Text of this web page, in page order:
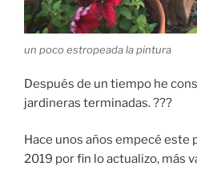
un poco estropeada la pintura
Después de un tiempo he
jardineras terminadas. ???
Hace unos años empecé este
2019 por fin lo actualizo, más